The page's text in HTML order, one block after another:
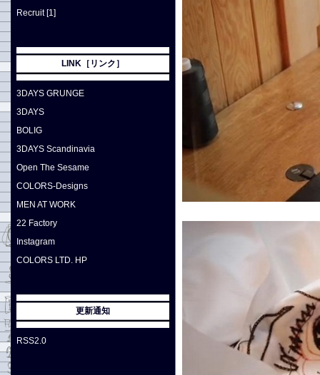
Recruit [1]
LINK［リンク］
3DAYS GRUNGE
3DAYS
BOLIG
3DAYS Scandinavia
Open The Sesame
COLORS-Designs
MEN AT WORK
22 Factory
Instagram
COLORS LTD. HP
更新通知
RSS2.0